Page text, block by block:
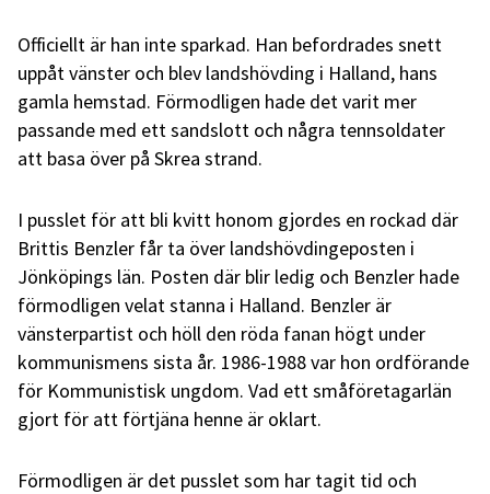
Officiellt är han inte sparkad. Han befordrades snett
uppåt vänster och blev landshövding i Halland, hans
gamla hemstad. Förmodligen hade det varit mer
passande med ett sandslott och några tennsoldater
att basa över på Skrea strand.
I pusslet för att bli kvitt honom gjordes en rockad där
Brittis Benzler får ta över landshövdingeposten i
Jönköpings län. Posten där blir ledig och Benzler hade
förmodligen velat stanna i Halland. Benzler är
vänsterpartist och höll den röda fanan högt under
kommunismens sista år. 1986-1988 var hon ordförande
för Kommunistisk ungdom. Vad ett småföretagarlän
gjort för att förtjäna henne är oklart.
Förmodligen är det pusslet som har tagit tid och